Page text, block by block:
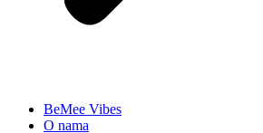
BeMee Vibes
O nama